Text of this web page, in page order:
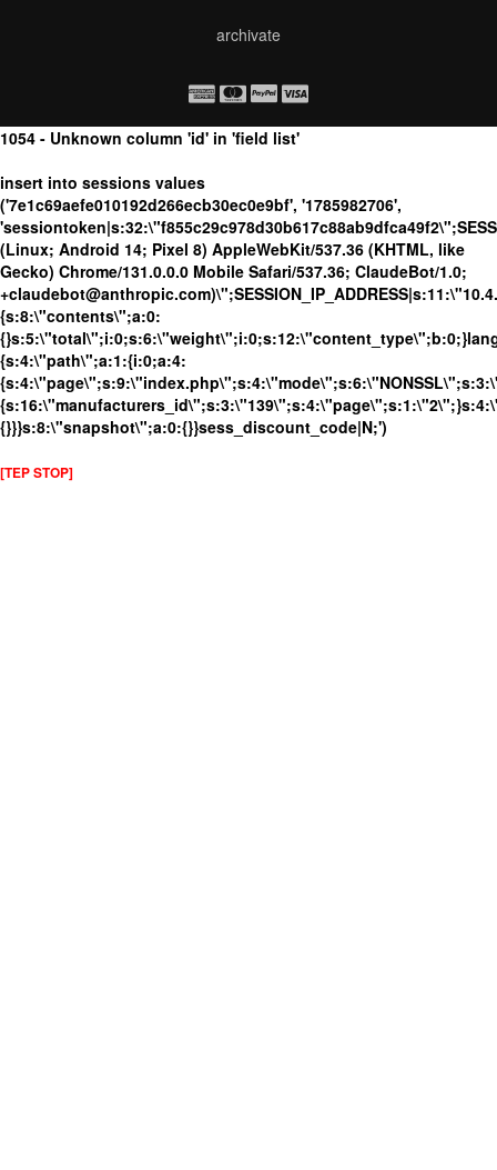
archivate
1054 - Unknown column 'id' in 'field list'
insert into sessions values
('7e1c69aefe010192d266ecb30ec0e9bf', '1785982706',
(Linux; Android 14; Pixel 8) AppleWebKit/537.36 (KHTML, like
Gecko) Chrome/131.0.0.0 Mobile Safari/537.36; ClaudeBot/1.0;
{s:8:\"contents\";a:0:
{s:4:\"path\";a:1:{i:0;a:4:
{}}}s:8:\"snapshot\";a:0:{}}sess_discount_code|N;')
[TEP STOP]